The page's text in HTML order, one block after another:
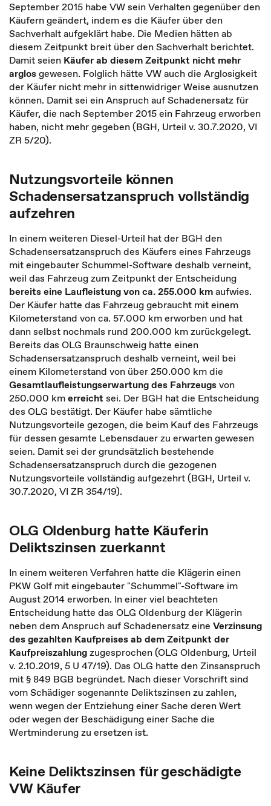
September 2015 habe VW sein Verhalten gegenüber den
Käufern geändert, indem es die Käufer über den
Sachverhalt aufgeklärt habe. Die Medien hätten ab
diesem Zeitpunkt breit über den Sachverhalt berichtet.
Damit seien Käufer ab diesem Zeitpunkt nicht mehr
arglosgewesen. Folglich hätte VW auch die Arglosigkeit
der Käufer nicht mehr in sittenwidriger Weise ausnutzen
können. Damit sei ein Anspruch auf Schadenersatz für
Käufer, die nach September 2015 ein Fahrzeug erworben
haben, nicht mehr gegeben (BGH, Urteil v. 30.7.2020, VI
ZR 5/20).
Nutzungsvorteile können
Schadensersatzanspruch vollständig
aufzehren
In einem weiteren Diesel-Urteil hat der BGH den
Schadensersatzanspruch des Käufers eines Fahrzeugs
mit eingebauter Schummel-Software deshalb verneint,
weil das Fahrzeug zum Zeitpunkt der Entscheidung
bereits eine Laufleistung von ca. 255.000 kmaufwies.
Der Käufer hatte das Fahrzeug gebraucht mit einem
Kilometerstand von ca. 57.000 km erworben und hat
dann selbst nochmals rund 200.000 km zurückgelegt.
Bereits das OLG Braunschweig hatte einen
Schadensersatzanspruch deshalb verneint, weil bei
einem Kilometerstand von über 250.000 km die
Gesamtlaufleistungserwartung des Fahrzeugsvon
250.000 kmerreicht sei. Der BGH hat die Entscheidung
des OLG bestätigt. Der Käufer habe sämtliche
Nutzungsvorteile gezogen, die beim Kauf des Fahrzeugs
für dessen gesamte Lebensdauer zu erwarten gewesen
seien. Damit sei der grundsätzlich bestehende
Schadensersatzanspruch durch die gezogenen
Nutzungsvorteile vollständig aufgezehrt (BGH, Urteil v.
30.7.2020, VI ZR 354/19).
OLG Oldenburg hatte Käuferin
Deliktszinsen zuerkannt
In einem weiteren Verfahren hatte die Klägerin einen
PKW Golf mit eingebauter "Schummel"-Software im
August 2014 erworben. In einer viel beachteten
Entscheidung hatte das OLG Oldenburg der Klägerin
neben dem Anspruch auf Schadenersatz eine Verzinsung
des gezahlten Kaufpreises ab dem Zeitpunkt der
Kaufpreiszahlungzugesprochen (OLG Oldenburg, Urteil
v. 2.10.2019, 5 U 47/19). Das OLG hatte den Zinsanspruch
mit § 849 BGB begründet. Nach dieser Vorschrift sind
vom Schädiger sogenannte Deliktszinsen zu zahlen,
wenn wegen der Entziehung einer Sache deren Wert
oder wegen der Beschädigung einer Sache die
Wertminderung zu ersetzen ist.
Keine Deliktszinsen für geschädigte
VW Käufer